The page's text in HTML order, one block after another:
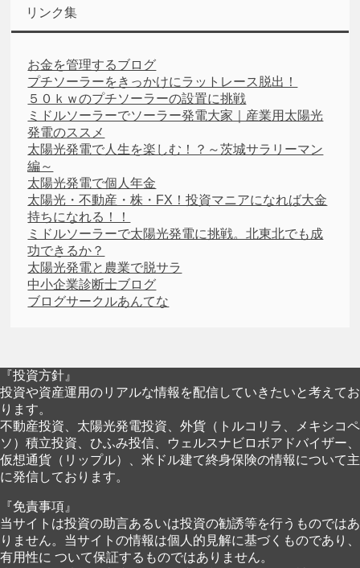
リンク集
お金を管理するブログ
プチソーラーをきっかけにラットレース脱出！
５０ｋｗのプチソーラーの設置に挑戦
ミドルソーラーでソーラー発電大家｜産業用太陽光
発電のススメ
太陽光発電で人生を楽しむ！？～茨城サラリーマン
編～
太陽光発電で個人年金
太陽光・不動産・株・FX！投資マニアになれば大金
持ちになれる！！
ミドルソーラーで太陽光発電に挑戦。北東北でも成
功できるか？
太陽光発電と農業で脱サラ
中小企業診断士ブログ
ブログサークルあんてな
『投資方針』
投資や資産運用のリアルな情報を配信していきたいと考えてお
ります。
不動産投資、太陽光発電投資、外貨（トルコリラ、メキシコペ
ソ）積立投資、ひふみ投信、ウェルスナビロボアドバイザー、
仮想通貨（リップル）、米ドル建て終身保険の情報について主
に発信しております。
『免責事項』
当サイトは投資の助言あるいは投資の勧誘等を行うものではあ
りません。当サイトの情報は個人的見解に基づくものであり、
有用性に ついて保証するものではありません。